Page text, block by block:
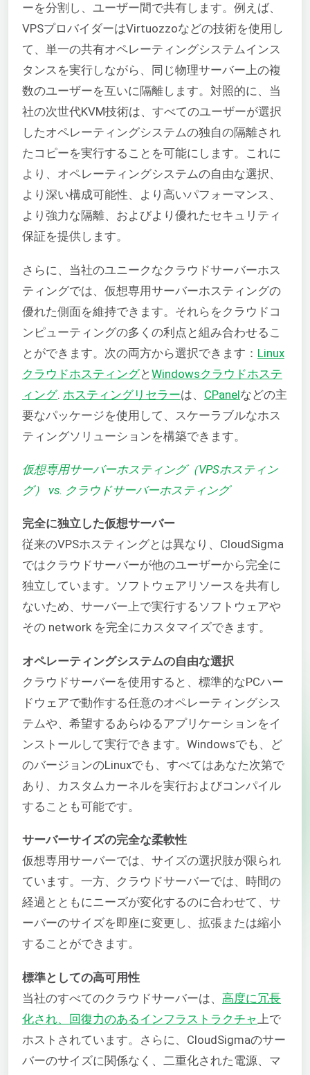
ーを分割し、ユーザー間で共有します。例えば、
VPSプロバイダーはVirtuozzoなどの技術を使用し
て、単一の共有オペレーティングシステムインス
タンスを実行しながら、同じ物理サーバー上の複
数のユーザーを互いに隔離します。対照的に、当
社の次世代KVM技術は、すべてのユーザーが選択
したオペレーティングシステムの独自の隔離され
たコピーを実行することを可能にします。これに
より、オペレーティングシステムの自由な選択、
より深い構成可能性、より高いパフォーマンス、
より強力な隔離、およびより優れたセキュリティ
保証を提供します。
さらに、当社のユニークなクラウドサーバーホス
ティングでは、仮想専用サーバーホスティングの
優れた側面を維持できます。それらをクラウドコ
ンピューティングの多くの利点と組み合わせるこ
とができます。次の両方から選択できます： Linux
クラウドホスティングとWindowsクラウドホステ
ィング. ホスティングリセラーは、 CPanelなどの主
要なパッケージを使用して、スケーラブルなホス
ティングソリューションを構築できます。
仮想専用サーバーホスティング（VPSホスティン
グ） vs. クラウドサーバーホスティング
完全に独立した仮想サーバー
従来のVPSホスティングとは異なり、CloudSigma
ではクラウドサーバーが他のユーザーから完全に
独立しています。ソフトウェアリソースを共有し
ないため、サーバー上で実行するソフトウェアや
その network を完全にカスタマイズできます。
オペレーティングシステムの自由な選択
クラウドサーバーを使用すると、標準的なPCハー
ドウェアで動作する任意のオペレーティングシス
テムや、希望するあらゆるアプリケーションをイ
ンストールして実行できます。Windowsでも、ど
のバージョンのLinuxでも、すべてはあなた次第で
あり、カスタムカーネルを実行およびコンパイル
することも可能です。
サーバーサイズの完全な柔軟性
仮想専用サーバーでは、サイズの選択肢が限られ
ています。一方、クラウドサーバーでは、時間の
経過とともにニーズが変化するのに合わせて、サ
ーバーのサイズを即座に変更し、拡張または縮小
することができます。
標準としての高可用性
当社のすべてのクラウドサーバーは、 高度に冗長
化され、回復力のあるインフラストラクチャ 上で
ホストされています。さらに、CloudSigmaのサー
バーのサイズに関係なく、二重化された電源、マ